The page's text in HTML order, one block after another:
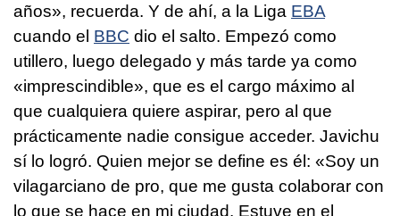
años», recuerda. Y de ahí, a la Liga EBA
cuando el BBC dio el salto. Empezó como
utillero, luego delegado y más tarde ya como
«imprescindible», que es el cargo máximo al
que cualquiera quiere aspirar, pero al que
prácticamente nadie consigue acceder. Javichu
sí lo logró. Quien mejor se define es él: «Soy un
vilagarciano de pro, que me gusta colaborar con
lo que se hace en mi ciudad. Estuve en el